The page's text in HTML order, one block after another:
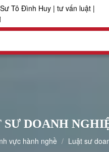
SƯ DOANH
vực hành nghề Luật sư